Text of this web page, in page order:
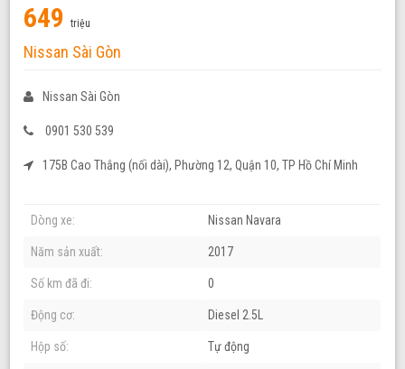
649triệu
Nissan Sài Gòn
Nissan Sài Gòn
0901 530 539
175B Cao Thắng (nối dài), Phường 12, Quận 10, TP Hồ Chí Minh
Dòng xe: Nissan Navara
Năm sản xuất: 2017
Số km đã đi: 0
Động cơ: Diesel 2.5L
Hộp số: Tự động